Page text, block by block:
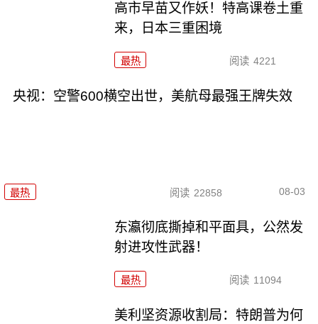
高市早苗又作妖！特高课卷土重
来，日本三重困境
最热 阅读 4221
央视：空警600横空出世，美航母最强王牌失效
最热 阅读 22858 08-03
东瀛彻底撕掉和平面具，公然发
射进攻性武器！
最热 阅读 11094
美利坚资源收割局：特朗普为何